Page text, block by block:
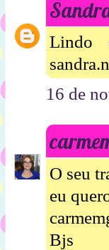
Lindo
16 de
O seu
eu
Bjs